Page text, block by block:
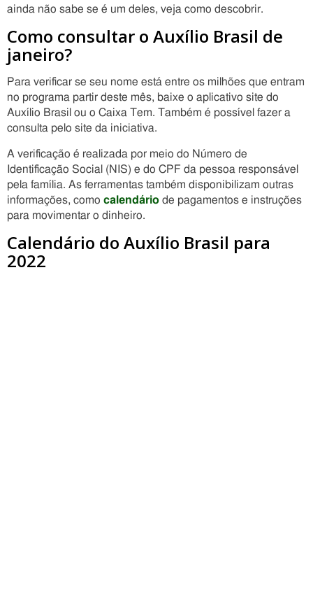
ainda não sabe se é um deles, veja como descobrir.
Como consultar o Auxílio Brasil de
janeiro?
Para verificar se seu nome está entre os milhões que entram
no programa partir deste mês, baixe o aplicativo site do
Auxílio Brasil ou o Caixa Tem. Também é possível fazer a
consulta pelo site da iniciativa.
A verificação é realizada por meio do Número de
Identificação Social (NIS) e do CPF da pessoa responsável
pela família. As ferramentas também disponibilizam outras
informações, como calendário de pagamentos e instruções
para movimentar o dinheiro.
Calendário do Auxílio Brasil para
2022